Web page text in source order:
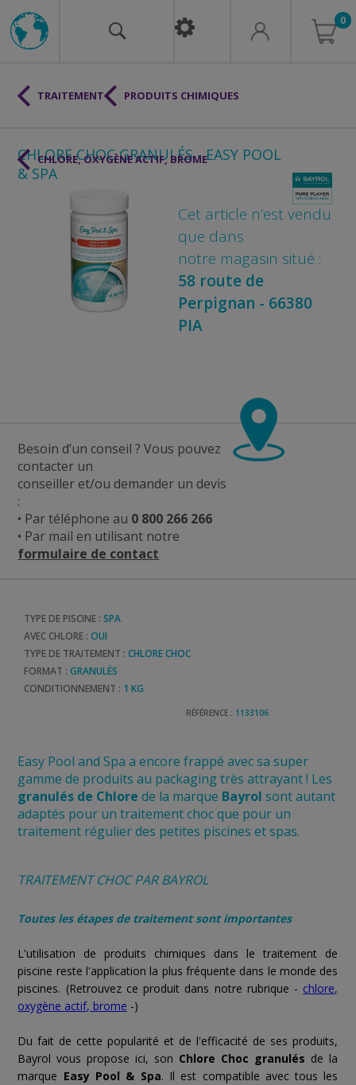
0
CHLORE CHOC GRANULÉS - EASY POOL
& SPA
Cet article n’est vendu
que dans
notre magasin situé :
58 route de
Perpignan - 66380
PIA
Besoin d’un conseil ? Vous pouvez
contacter un
conseiller et/ou demander un devis
:
• Par téléphone au 0 800 266 266
• Par mail en utilisant notre
formulaire de contact
TYPE DE PISCINE : SPA
AVEC CHLORE : OUI
TYPE DE TRAITEMENT : CHLORE CHOC
FORMAT : GRANULÉS
CONDITIONNEMENT : 1 KG
RÉFÉRENCE : 1133106
Easy Pool and Spa a encore frappé avec sa super
gamme de produits au packaging très attrayant ! Les
granulés de Chlore de la marque Bayrol sont autant
adaptés pour un traitement choc que pour un
traitement régulier des petites piscines et spas.
TRAITEMENT CHOC PAR BAYROL
Toutes les étapes de traitement sont importantes
L'utilisation de produits chimiques dans le traitement de
piscine reste l'application la plus fréquente dans le monde des
piscines. (Retrouvez ce produit dans notre rubrique - chlore,
oxygène actif, brome -)
Du fait de cette popularité et de l'efficacité de ses produits,
Bayrol vous propose ici, son Chlore Choc granulés de la
marque Easy Pool & Spa. Il est compatible avec tous les
TRAITEMENT PRODUITS CHIMIQUES
CHLORE, OXYGÈNE ACTIF, BROME